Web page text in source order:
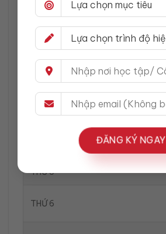
ĐĂNG KÝ NGAY
NGÀY
THỨ 2
THỨ 3
THỨ 5
THỨ 6